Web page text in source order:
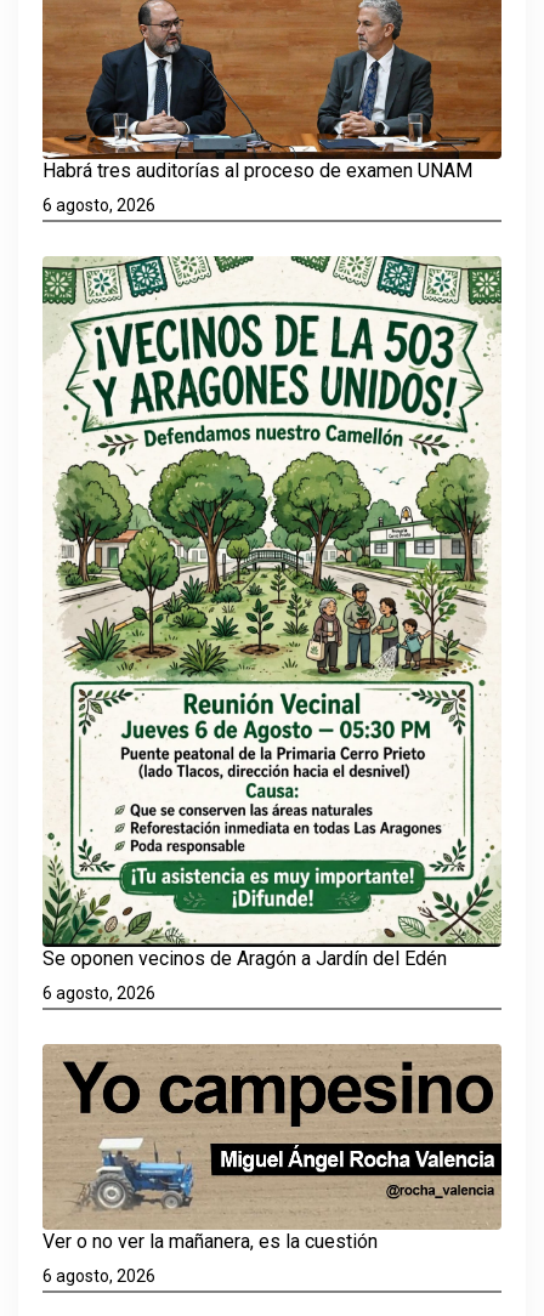
Habrá tres auditorías al proceso de examen UNAM
6 agosto, 2026
Se oponen vecinos de Aragón a Jardín del Edén
6 agosto, 2026
Ver o no ver la mañanera, es la cuestión
6 agosto, 2026